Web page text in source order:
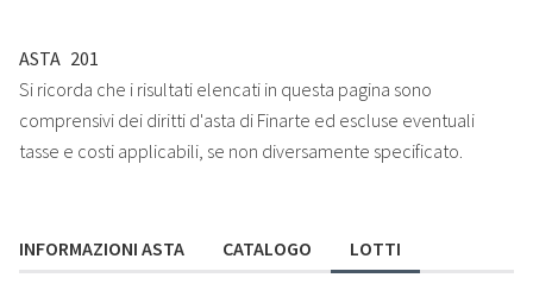
ASTA 201
Si ricorda che i risultati elencati in questa pagina sono
comprensivi dei diritti d'asta di Finarte ed escluse eventuali
tasse e costi applicabili, se non diversamente specificato.
INFORMAZIONI ASTA CATALOGO LOTTI